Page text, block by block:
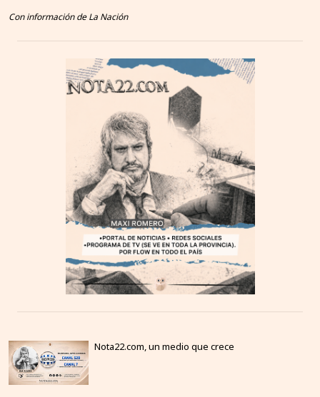
Con información de La Nación
Nota22.com, un medio que crece